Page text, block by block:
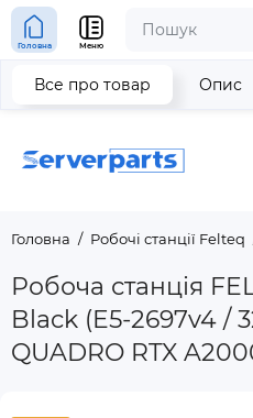
Головна Меню
Головна Робочі станції Felteq
Робоча станція
Black (E5-2697v4 /
QUADRO RTX
Все про товар Опис